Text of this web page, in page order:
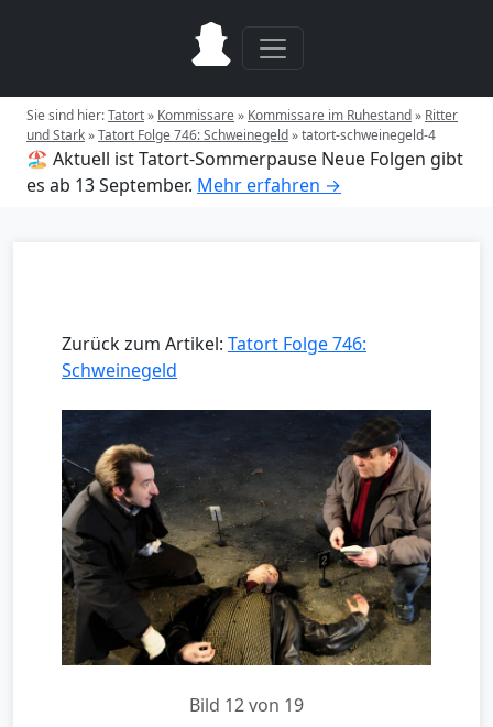
Sie sind hier:Tatort» Kommissare» Kommissare im Ruhestand» Ritter
und Stark»Tatort Folge 746: Schweinegeld»tatort-schweinegeld-4
🏖️ Aktuell ist Tatort-Sommerpause Neue Folgen gibt
es ab 13 September. Mehr erfahren →
Zurück zum Artikel: Tatort Folge 746:
Schweinegeld
Bild 12 von 19